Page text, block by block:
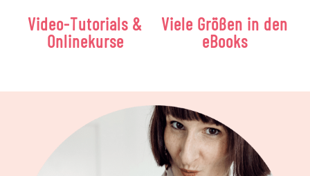
Video-Tutorials &
Onlinekurse
Viele Größen in den
eBooks